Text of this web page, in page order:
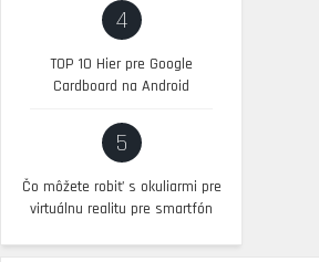
4
TOP 10 Hier pre Google
Cardboard na Android
5
Čo môžete robiť s okuliarmi pre
virtuálnu realitu pre smartfón